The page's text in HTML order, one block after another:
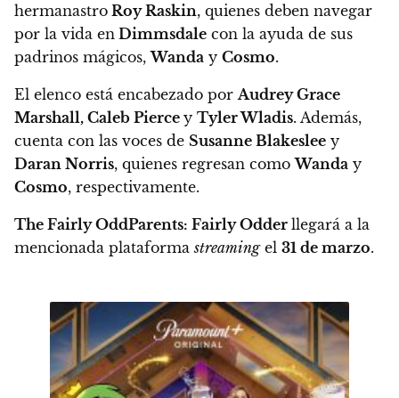
hermanastro Roy Raskin, quienes deben navegar
por la vida en Dimmsdale con la ayuda de sus
padrinos mágicos,Wanda y Cosmo.
El elenco está encabezado por Audrey Grace
Marshall, Caleb Pierce y Tyler Wladis. Además,
cuenta con las voces de Susanne Blakeslee y
Daran Norris, quienes regresan comoWanda y
Cosmo, respectivamente.
The Fairly OddParents: Fairly Odder llegará a la
mencionada plataformastreamingel 31 de marzo.